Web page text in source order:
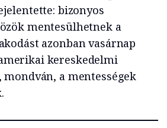
bizonyos
mentesülhetnek a
azonban vasárnap
kereskedelmi
a mentességek